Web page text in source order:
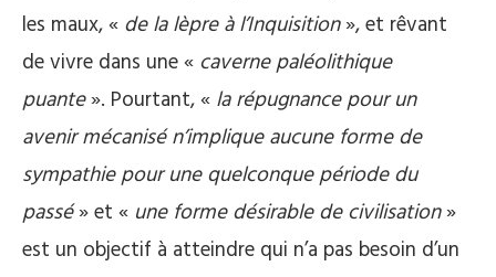
les maux, « de la lèpre à l’Inquisition», et rêvant
de vivre dans une « caverne paléolithique
puante». Pourtant, « la répugnance pour un
avenir mécanisé n’implique aucune forme de
sympathie pour une quelconque période du
passé» et « une forme désirable de civilisation»
est un objectif à atteindre qui n’a pas besoin d’un